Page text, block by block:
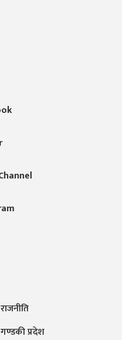
राजनीति
गण्डकी प्रदेश